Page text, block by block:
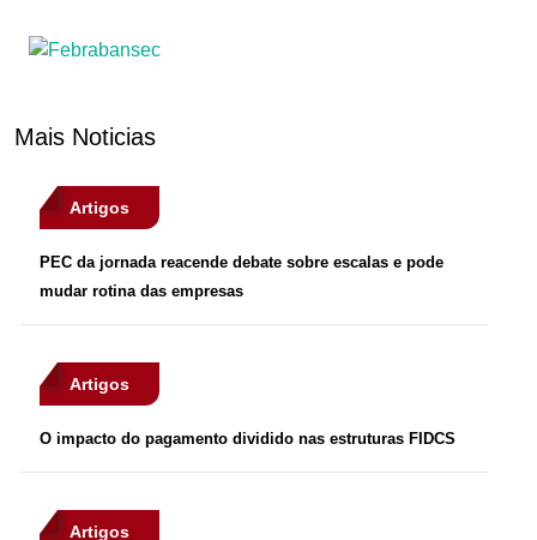
Mais Noticias
Artigos
PEC da jornada reacende debate sobre escalas e pode
mudar rotina das empresas
Artigos
O impacto do pagamento dividido nas estruturas FIDCS
Artigos